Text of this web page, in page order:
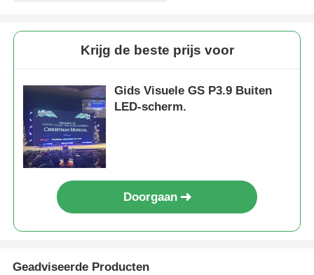
Krijg de beste prijs voor
Gids Visuele GS P3.9 Buiten
LED-scherm.
Doorgaan
Geadviseerde Producten